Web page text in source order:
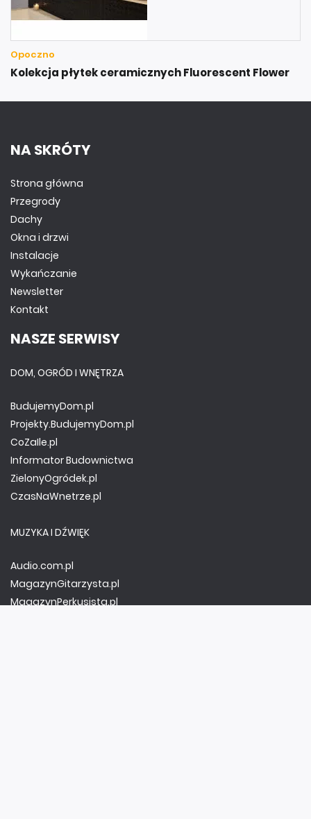
Opoczno
Kolekcja płytek ceramicznych Fluorescent Flower
NA SKRÓTY
Strona główna
Przegrody
Dachy
Okna i drzwi
Instalacje
Wykańczanie
Newsletter
Kontakt
NASZE SERWISY
DOM, OGRÓD I WNĘTRZA
BudujemyDom.pl
Projekty.BudujemyDom.pl
CoZaIle.pl
Informator Budownictwa
ZielonyOgródek.pl
CzasNaWnetrze.pl
MUZYKA I DŹWIĘK
Audio.com.pl
MagazynGitarzysta.pl
MagazynPerkusista.pl